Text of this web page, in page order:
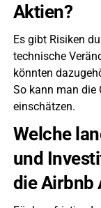
Aktien?
Es gibt Risiken
technische
könnten
So kann man die
einschätzen.
Welche
und
die Airbnb